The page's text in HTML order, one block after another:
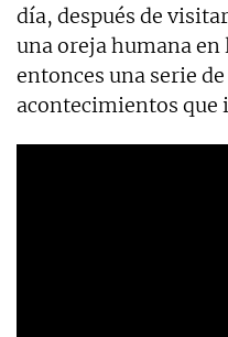
día, después de
una oreja humana en
entonces una serie
acontecimientos que